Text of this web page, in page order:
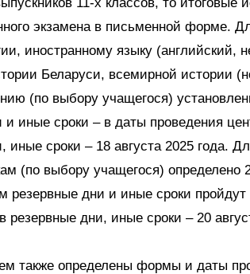
экзамена в письменной форме.
иностранному языку (английский,
Беларуси, всемирной истории
(по выбору учащегося)
и иные сроки – в даты проведения
иные сроки – 18 августа 2025 года.
(по выбору учащегося) определено
резервные дни и иные сроки
резервные дни, иные сроки – 20
также определены формы и даты